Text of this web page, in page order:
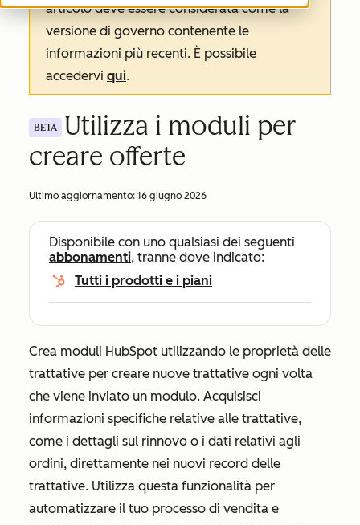
articolo deve essere considerata come la
versione di governo contenente le
informazioni più recenti. È possibile
accedervi qui.
BETA
Utilizza i moduli per
creare offerte
Ultimo aggiornamento: 16 giugno 2026
Disponibile con uno qualsiasi dei seguenti
abbonamenti, tranne dove indicato:
Tutti i prodotti e i piani
Crea moduli HubSpot utilizzando le proprietà delle
trattative per creare nuove trattative ogni volta
che viene inviato un modulo. Acquisisci
informazioni specifiche relative alle trattative,
come i dettagli sul rinnovo o i dati relativi agli
ordini, direttamente nei nuovi record delle
trattative. Utilizza questa funzionalità per
automatizzare il tuo processo di vendita e